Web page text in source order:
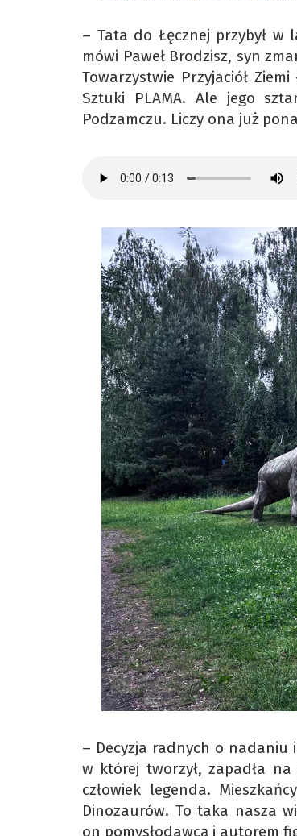
– Tata do Łęcznej przybył w
mówi Paweł Brodzisz, syn
Towarzystwie Przyjaciół
Sztuki PLAMA. Ale jego
Podzamczu. Liczy ona już
– Decyzja radnych o nadaniu
w której tworzył, zapadła
człowiek legenda.
Dinozaurów. To taka nasza
on pomysłodawcą i autorem